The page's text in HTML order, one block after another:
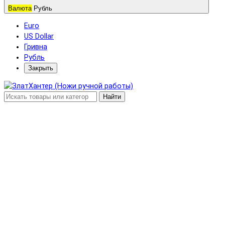
Валюта Рубль
Euro
US Dollar
Гривна
Рубль
Закрыть
Найти